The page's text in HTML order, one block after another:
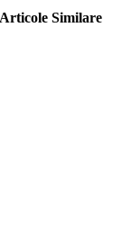
Articole Similare